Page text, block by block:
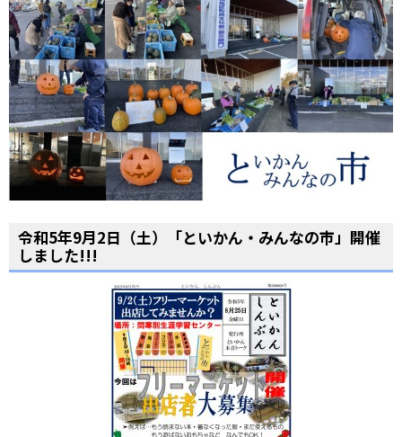
令和5年9月2日（土）「といかん・みんなの市」開催
しました!!!